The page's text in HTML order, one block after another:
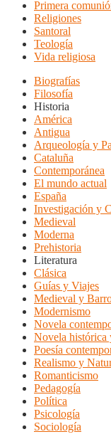
Primera
Religiones
Santoral
Teología
Vida religiosa
Biografías
Filosofía
Historia
América
Antigua
Arqueología y
Cataluña
Contemporánea
El mundo actual
España
Investigación y
Medieval
Moderna
Prehistoria
Literatura
Clásica
Guías y Viajes
Medieval y
Modernismo
Novela
Novela histórica
Poesía
Realismo y
Romanticismo
Pedagogía
Política
Psicología
Sociología